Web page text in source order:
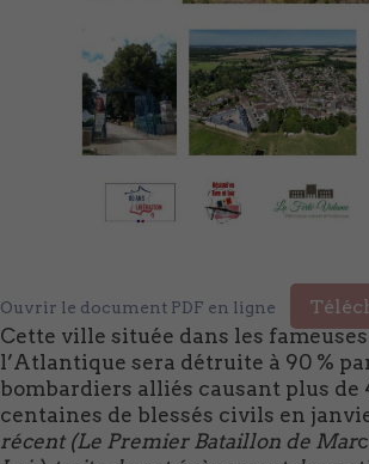
Ouvrir le document PDF en ligne
Cette ville située dans les
l’Atlantique sera détruite à 90 %
bombardiers alliés causant plus de
centaines de blessés civils en
récent (Le Premier Bataillon de Mar